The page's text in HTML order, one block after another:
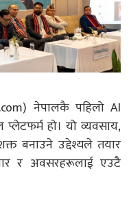
नेपालकै पहिलो AI
प्लेटफर्म हाे। यो व्यवसाय,
बनाउने उद्देश्यले तयार
र अवसरहरूलाई एउटै